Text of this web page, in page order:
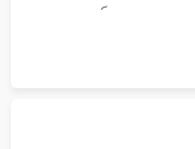
калибровки
срабатывания